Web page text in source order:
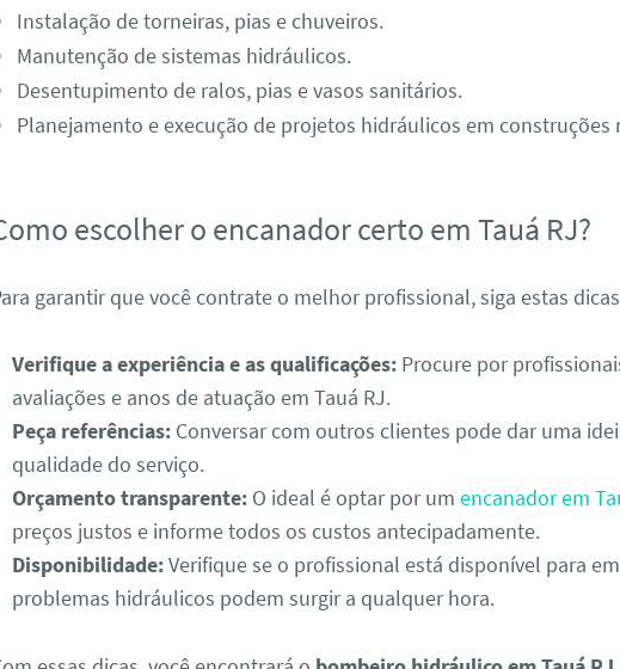
Instalação de torneiras, pias e chuveiros.
Manutenção de sistemas hidráulicos.
Desentupimento de ralos, pias e vasos sanitários.
Planejamento e execução de projetos hidráulicos em construções
escolher o encanador certo em Tauá RJ?
garantir que você contrate o melhor profissional, siga estas
Verifique a experiência e as qualificações:Procure por
avaliações e anos de atuação em Tauá RJ.
Peça referências:Conversar com outros clientes pode dar uma
qualidade do serviço.
Orçamento transparente:O ideal é optar por um encanador em
preços justos e informe todos os custos antecipadamente.
Disponibilidade:Verifique se o profissional está disponível para
problemas hidráulicos podem surgir a qualquer hora.